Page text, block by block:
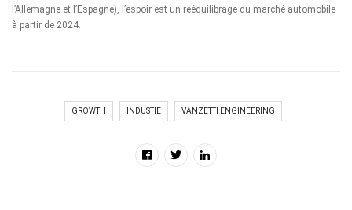
l’Allemagne et l’Espagne), l’espoir est un rééquilibrage du marché automobile
à partir de 2024.
GROWTH INDUSTIE VANZETTI ENGINEERING